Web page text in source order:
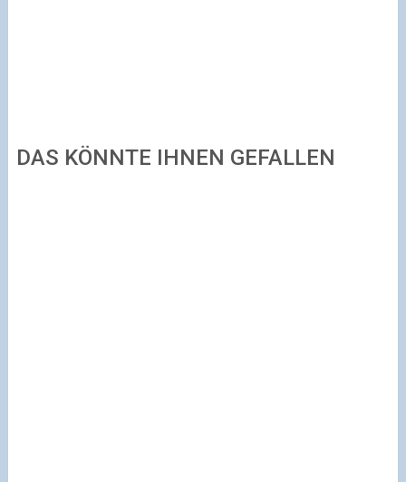
DAS KÖNNTE IHNEN GEFALLEN